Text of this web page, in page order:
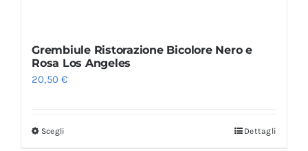
Grembiule Ristorazione Bicolore Nero e
Rosa Los Angeles
20,50€
Scegli Dettagli